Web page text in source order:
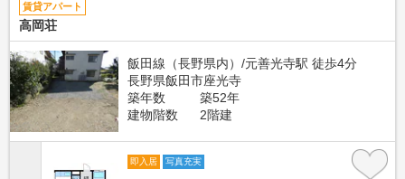
賃貸アパート
高岡荘
飯田線（長野県内）/元善光寺駅 徒歩4分
長野県飯田市座光寺
築年数
築52年
建物階数
2階建
即入居 写真充実